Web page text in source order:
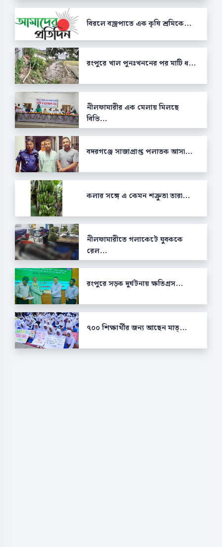
বিরলে বজ্রপাতে এক কৃষি শ্রমিকে...
রংপুরে খাল পুনঃখননের পর মাটি ধ...
নীলফামারীর এক মেলায় মিলছে
বিভি...
বদরগঞ্জে সাজাপ্রাপ্ত পলাতক আসা...
কলার সঙ্গে এ কেমন শক্রুতা তারা...
নীলফামারীতে গলাকেটে যুবককে
রেল...
রংপুরে সড়ক দুর্ঘটনায় ক্ষতিগ্রস...
৭০০ শিক্ষার্থীর জন্য আছেন মাত্...